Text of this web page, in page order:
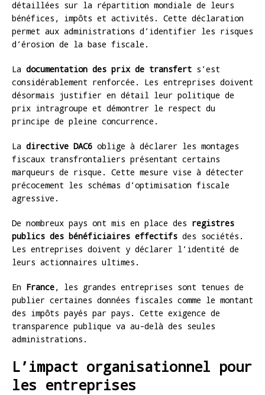
détaillées sur la répartition mondiale de leurs
bénéfices, impôts et activités. Cette déclaration
permet aux administrations d’identifier les risques
d’érosion de la base fiscale.
La documentation des prix de transfert s’est
considérablement renforcée. Les entreprises doivent
désormais justifier en détail leur politique de
prix intragroupe et démontrer le respect du
principe de pleine concurrence.
La directive DAC6 oblige à déclarer les montages
fiscaux transfrontaliers présentant certains
marqueurs de risque. Cette mesure vise à détecter
précocement les schémas d’optimisation fiscale
agressive.
De nombreux pays ont mis en place des registres
publics des bénéficiaires effectifs des sociétés.
Les entreprises doivent y déclarer l’identité de
leurs actionnaires ultimes.
En France, les grandes entreprises sont tenues de
publier certaines données fiscales comme le montant
des impôts payés par pays. Cette exigence de
transparence publique va au-delà des seules
administrations.
L’impact organisationnel pour
les entreprises